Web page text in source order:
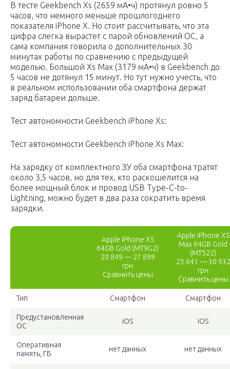
В тесте Geekbench Xs (2659 мА•ч) протянул ровно 5
часов, что немного меньше прошлогоднего
показателя iPhone X. Но стоит рассчитывать, что эта
цифра слегка вырастет с парой обновлений ОС, а
сама компания говорила о дополнительных 30
минутах работы по сравнению с предыдущей
моделью. Большой Xs Max (3179 мА•ч) в Geekbench до
5 часов не дотянул 15 минут. Но тут нужно учесть, что
в реальном использовании оба смартфона держат
заряд батареи дольше.
Тест автономности Geekbench iPhone Xs:
Тест автономности Geekbench iPhone Xs Max:
На зарядку от комплектного ЗУ оба смартфона тратят
около 3,5 часов, но для тех, кто раскошелится на
более мощный блок и провод USB Type-C-to-
Lightning, можно будет в два раза сократить время
зарядки.
Apple iPhone XS
64GB Gold (MT9G2)
20 849 — 27 899
грн
Сравнить цены
Apple iPhone XS
Max 64GB Gold
(MT522)
23 641 — 30 932
грн
Сравнить цены
Тип Смартфон Смартфон
Предустановленная
ОС
iOS iOS
Оперативная
память, ГБ
нет данных нет данных